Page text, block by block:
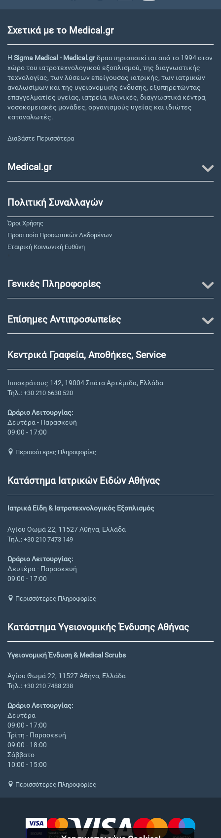
Σχετικά με το Medical.gr
Η Sigma Medical - Medical.grδραστηριοποιείται από το 1994 στον
χώρο του ιατροτεχνολογικού εξοπλισμού, της διαγνωστικής
τεχνολογίας, των λύσεων επείγουσας ιατρικής, των ιατρικών
αναλωσίμων και της υγειονομικής ένδυσης, εξυπηρετώντας
επαγγελματίες υγείας, ιατρεία, κλινικές, διαγνωστικά κέντρα,
νοσοκομειακές μονάδες, οργανισμούς υγείας και ιδιώτες
καταναλωτές.
Διαβάστε Περισσότερα
Medical.gr
Πολιτική Συναλλαγών
Όροι Χρήσης
Προστασία Προσωπικών Δεδομένων
Εταιρική Κοινωνική Ευθύνη
"
Γενικές Πληροφορίες
Επίσημες Αντιπροσωπείες
Κεντρικά Γραφεία, Αποθήκες, Service
Ιπποκράτους 142, 19004 Σπάτα Αρτέμιδα, Ελλάδα
Τηλ.: +30 210 6630 520
Ωράριο Λειτουργίας:
Δευτέρα - Παρασκευή
09:00 - 17:00
Περισσότερες Πληροφορίες
Κατάστημα Ιατρικών Ειδών Αθήνας
Ιατρικά Είδη & Ιατροτεχνολογικός Εξοπλισμός
Αγίου Θωμά 22, 11527 Αθήνα, Ελλάδα
Τηλ.: +30 210 7473 149
Ωράριο Λειτουργίας:
Δευτέρα - Παρασκευή
09:00 - 17:00
Περισσότερες Πληροφορίες
Κατάστημα Υγειονομικής Ένδυσης Αθήνας
Υγειονομική Ένδυση & Medical Scrubs
Αγίου Θωμά 22, 11527 Αθήνα, Ελλάδα
Τηλ.: +30 210 7488 238
Ωράριο Λειτουργίας:
Δευτέρα
09:00 - 17:00
Τρίτη - Παρασκευή
09:00 - 18:00
Σάββατο
10:00 - 15:00
Περισσότερες Πληροφορίες